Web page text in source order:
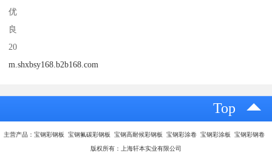
优
良
20
m.shxbsy168.b2b168.com
Top
主营产品：宝钢彩钢板 宝钢氟碳彩钢板 宝钢高耐候彩钢板 宝钢彩涂卷 宝钢彩涂板 宝钢彩钢卷
版权所有：上海轩本实业有限公司